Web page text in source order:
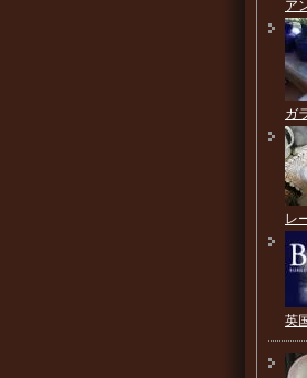
ア
ガ
レ
英